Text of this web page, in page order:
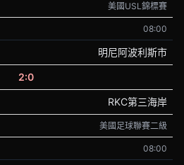
美國USL錦標賽
08:00
明尼阿波利斯市
2:0
RKC第三海岸
美國足球聯賽二級
08:00